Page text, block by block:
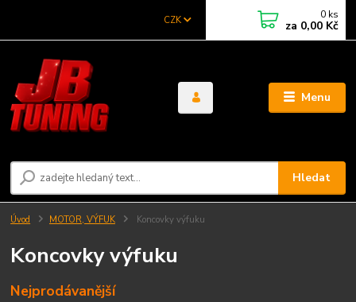
Menu
CZK
Hledat
0 ks
za 0,00 Kč
Úvod MOTOR, VÝFUK Koncovky výfuku
Koncovky výfuku
Nejprodávanější